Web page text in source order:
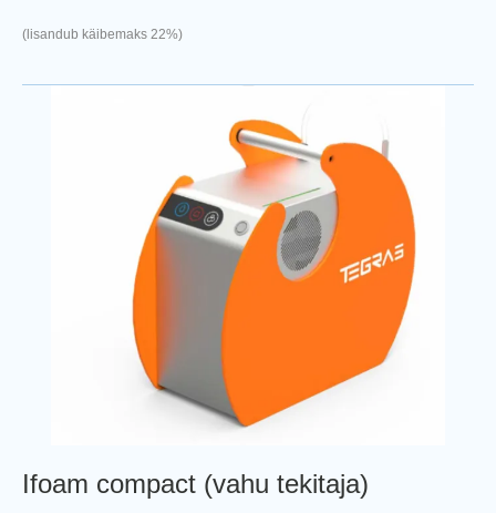
(lisandub käibemaks 22%)
Ifoam compact (vahu tekitaja)